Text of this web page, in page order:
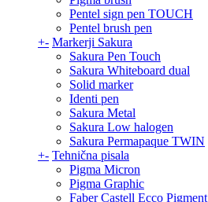
Pentel sign pen TOUCH
Pentel brush pen
+- Markerji Sakura
Sakura Pen Touch
Sakura Whiteboard dual
Solid marker
Identi pen
Sakura Metal
Sakura Low halogen
Sakura Permapaque TWIN
+- Tehnična pisala
Pigma Micron
Pigma Graphic
Faber Castell Ecco Pigment